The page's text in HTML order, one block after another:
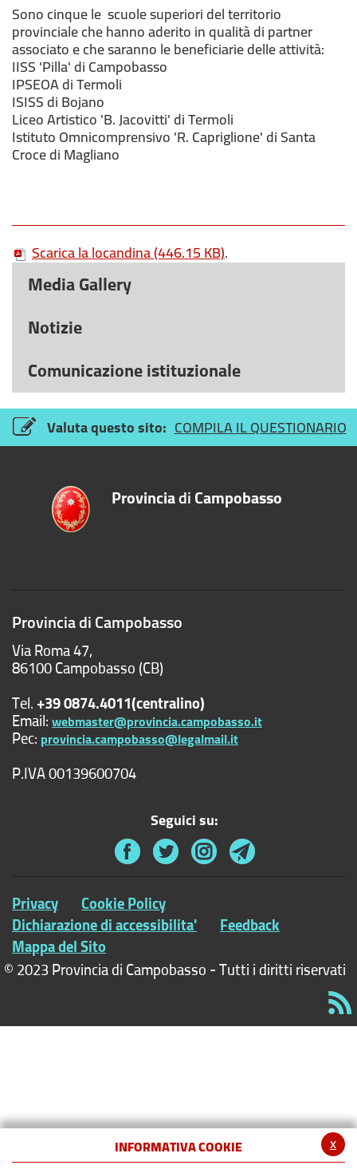
x
INFORMATIVA COOKIE
Sono cinque le scuole superiori del territorio
provinciale che hanno aderito in qualità di partner
associato e che saranno le beneficiarie delle attività:
IISS 'Pilla' di Campobasso
IPSEOA di Termoli
ISISS di Bojano
Liceo Artistico 'B. Jacovitti' di Termoli
Istituto Omnicomprensivo 'R. Capriglione' di Santa
Croce di Magliano
Scarica la locandina(446.15 KB).
Media Gallery
Notizie
Comunicazione istituzionale
Valuta questo sito: COMPILA IL QUESTIONARIO
ProvinciadiCampobasso
Provincia di Campobasso
Via Roma 47,
86100 Campobasso (CB)
Tel.+39 0874.4011(centralino)
Email:webmaster@provincia.campobasso.it
Pec: provincia.campobasso@legalmail.it
P.IVA 00139600704
Seguici su:
Privacy Cookie Policy
Dichiarazione di accessibilita' Feedback
Mappa del Sito
© 2023 Provincia di Campobasso - Tutti i diritti riservati